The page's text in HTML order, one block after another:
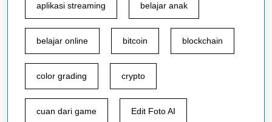
aplikasi streaming belajar anak
belajar online bitcoin blockchain
color grading crypto
cuan dari game Edit Foto AI